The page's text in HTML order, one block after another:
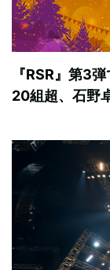
『RSR』第3
20組超、石野